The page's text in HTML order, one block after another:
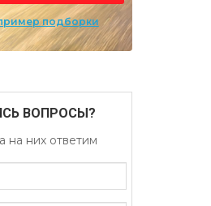
подборки
ВОПРОСЫ?
на них ответим